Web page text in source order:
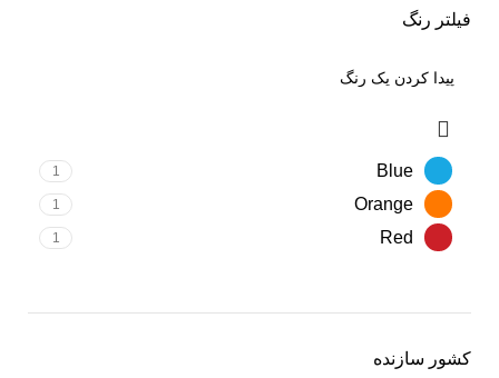
فیلتر رنگ
Blue
1
Orange
1
Red
1
کشور سازنده